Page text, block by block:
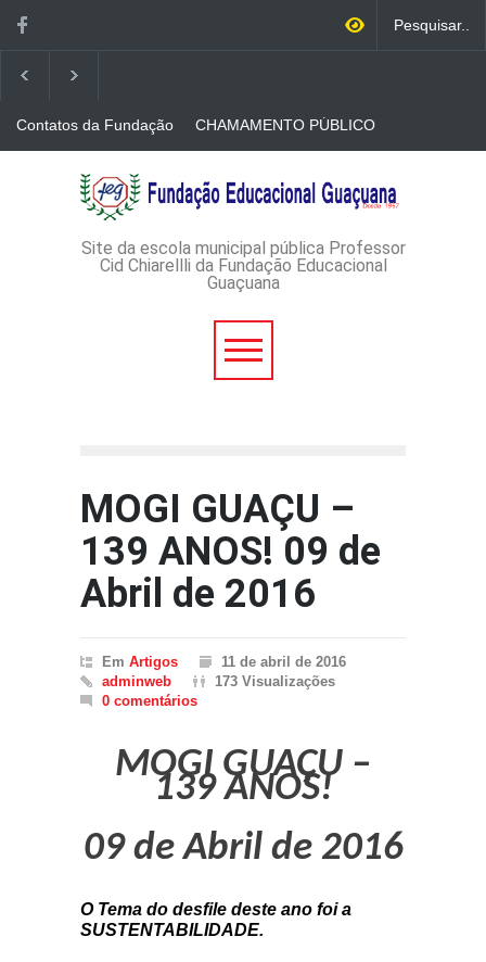
Contatos da Fundação
CHAMAMENTO PÚBLICO
CREDENCIAMENTO DE
IMPRESSOS
AVISO DE DISPENSA DE
LICITAÇÃO - DISPENSA DE
LICITAÇÃO Nº 53/2026-
ADMINISTRATIVO Nº
Site da escola municipal pública Professor
Cid Chiarellli da Fundação Educacional
Guaçuana
MOGI GUAÇU –
139 ANOS! 09 de
Abril de 2016
Em Artigos
11 de abril de 2016
adminweb
173 Visualizações
0 comentários
MOGI GUAÇU –
139 ANOS!
09 de Abril de 2016
O Tema do desfile deste ano foi a
SUSTENTABILIDADE.